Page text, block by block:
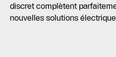
discret complètent
nouvelles solutions